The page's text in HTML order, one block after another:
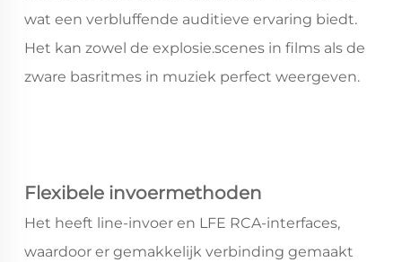
wat een verbluffende auditieve ervaring biedt.
Het kan zowel de explosie.scenes in films als de
zware basritmes in muziek perfect weergeven.
Flexibele invoermethoden
Het heeft line-invoer en LFE RCA-interfaces,
waardoor er gemakkelijk verbinding gemaakt